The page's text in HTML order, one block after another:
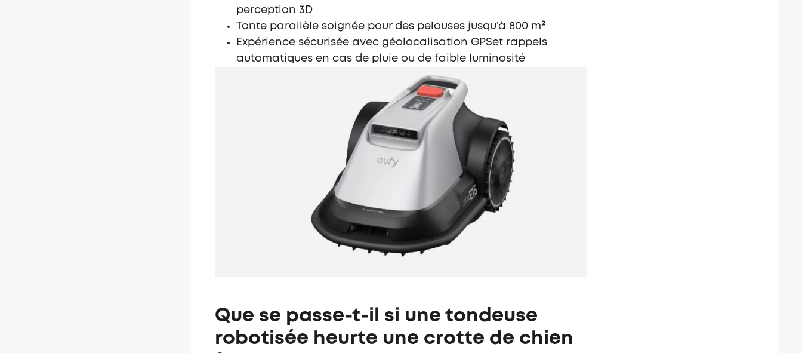
perception 3D
Tonte parallèle soignée pour des pelouses jusqu’à 800 m²
Expérience sécurisée avec géolocalisation GPSet rappels
automatiques en cas de pluie ou de faible luminosité
Que se passe-t-il si une tondeuse
robotisée heurte une crotte de chien